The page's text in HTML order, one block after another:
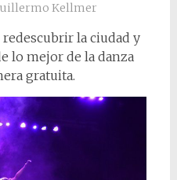
Kellmer
la ciudad y
lo mejor de la danza
gratuita.